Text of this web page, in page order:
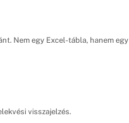
Nem egy Excel-tábla, hanem egy
visszajelzés.